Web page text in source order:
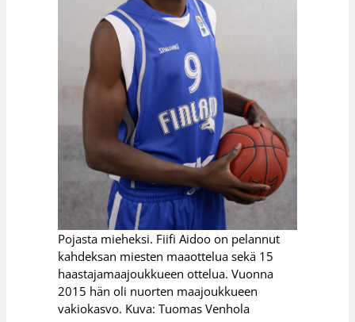
Pojasta mieheksi. Fiifi Aidoo on pelannut
kahdeksan miesten maaottelua sekä 15
haastajamaajoukkueen ottelua. Vuonna
2015 hän oli nuorten maajoukkueen
vakiokasvo. Kuva: Tuomas Venhola